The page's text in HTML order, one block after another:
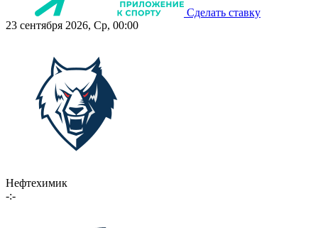
Сделать ставку
23 сентября 2026, Ср, 00:00
Нефтехимик
-:-